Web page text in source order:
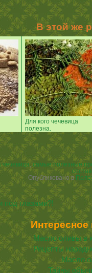
В этой же
Для кого чечевица
полезна.
чечевица , самые полезные
состав
Опубликовано в
под глазами?!
Интересное
Масло оливы в
Рецепты
Масло
Тайны